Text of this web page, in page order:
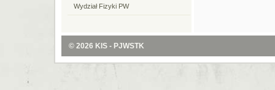
Wydział Fizyki PW
© 2026 KIS - PJWSTK